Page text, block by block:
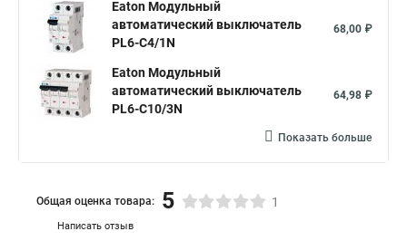
Eaton Модульный
автоматический выключатель
PL6-C4/1N
68,00 ₽
Eaton Модульный
автоматический выключатель
PL6-C10/3N
64,98 ₽
Показать больше
Написать отзыв
Общая оценка товара: 5 1